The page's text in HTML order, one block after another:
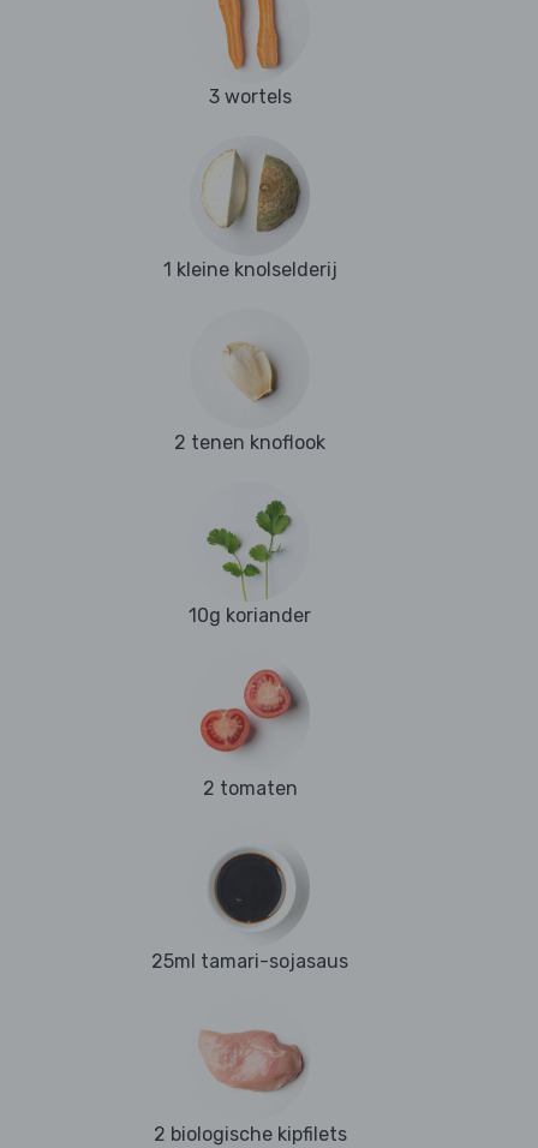
3 wortels
1 kleine knolselderij
2 tenen knoflook
10g koriander
2 tomaten
25ml tamari-sojasaus
2 biologische kipfilets